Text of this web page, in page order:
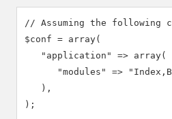
// Assuming the following
$conf = array(
   "application" => array(
"modules" =>
   ),
);